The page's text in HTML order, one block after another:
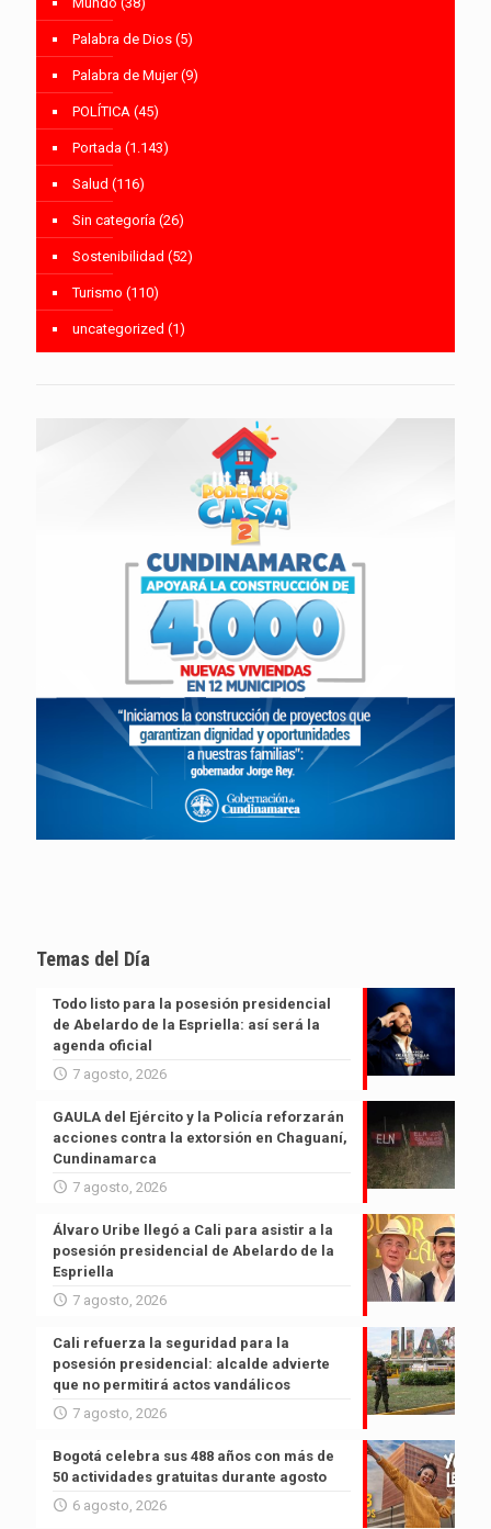
Palabra de Dios (5)
Palabra de Mujer(9)
POLÍTICA (45)
Portada (1.143)
Salud (116)
Sin categoría (26)
Sostenibilidad (52)
Turismo (110)
uncategorized (1)
Temas del Día
Todo listo para la posesión presidencial
de Abelardo de la Espriella: así será la
agenda oficial
7 agosto, 2026
GAULA del Ejército y la Policía reforzarán
acciones contra la extorsión en Chaguaní,
Cundinamarca
7 agosto, 2026
Álvaro Uribe llegó a Cali para asistir a la
posesión presidencial de Abelardo de la
Espriella
7 agosto, 2026
Cali refuerza la seguridad para la
posesión presidencial: alcalde advierte
que no permitirá actos vandálicos
7 agosto, 2026
Bogotá celebra sus 488 años con más de
50 actividades gratuitas durante agosto
6 agosto, 2026